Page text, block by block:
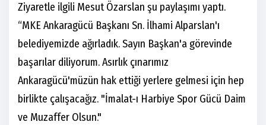
Ziyaretle ilgili Mesut Özarslan şu paylaşımı yaptı.
“MKE Ankaragücü Başkanı Sn. İlhami Alparslan'ı
belediyemizde ağırladık. Sayın Başkan'a görevinde
başarılar diliyorum. Asırlık çınarımız
Ankaragücü'müzün hak ettiği yerlere gelmesi için hep
birlikte çalışacağız. "İmalat-ı Harbiye Spor Gücü Daim
ve Muzaffer Olsun."